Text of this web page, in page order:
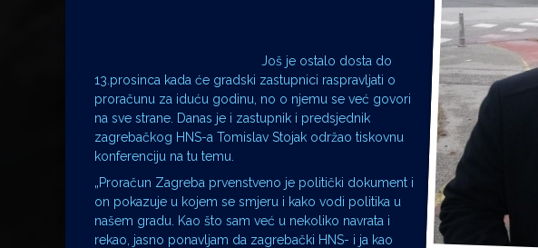
Još je ostalo dosta do
13.prosinca kada će gradski zastupnici raspravljati o
proračunu za iduću godinu, no o njemu se već govori
na sve strane. Danas je i zastupnik i predsjednik
zagrebačkog HNS-a Tomislav Stojak održao tiskovnu
konferenciju na tu temu.
„Proračun Zagreba prvenstveno je politički dokument i
on pokazuje u kojem se smjeru i kako vodi politika u
našem gradu. Kao što sam već u nekoliko navrata i
rekao, jasno ponavljam da zagrebački HNS- i ja kao